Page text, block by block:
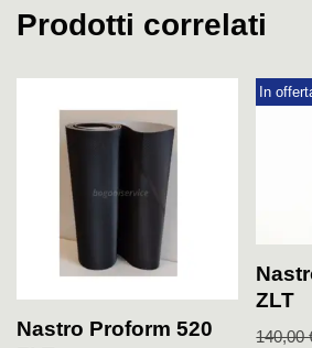
Prodotti correlati
Nastro Proform 520
In
ZLT
140,00